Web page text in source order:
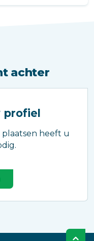
achter
profiel
heeft u